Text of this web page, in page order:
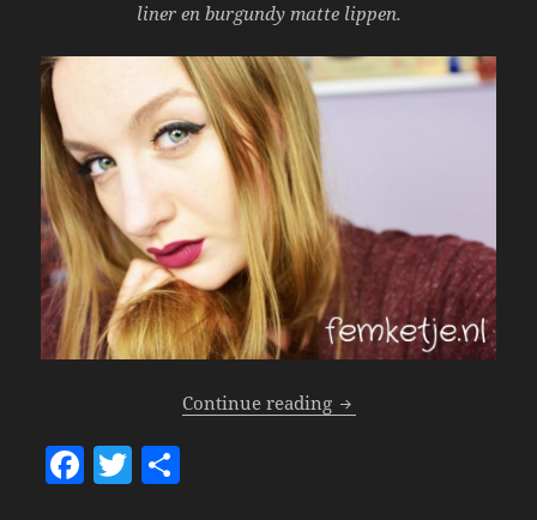
liner en burgundy matte lippen.
Continue reading Look – Test Shots &
F T